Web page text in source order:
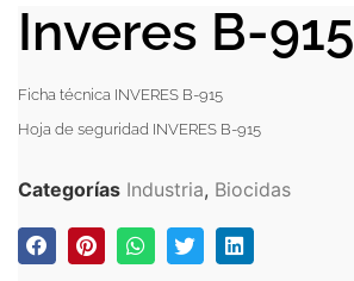
Inveres B-915
Ficha técnica INVERES B-915
Hoja de seguridad INVERES B-915
Categorías Industria, Biocidas